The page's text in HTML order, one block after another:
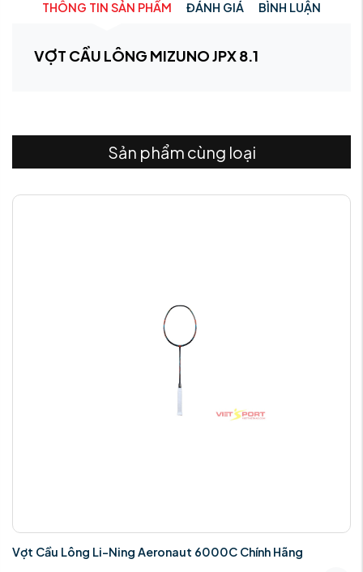
THÔNG TIN SẢN PHẨM ĐÁNH GIÁ BÌNH LUẬN
VỢT CẦU LÔNG MIZUNO JPX 8.1
Sản phẩm cùng loại
Vợt Cầu Lông Li-Ning Aeronaut 6000C Chính Hãng